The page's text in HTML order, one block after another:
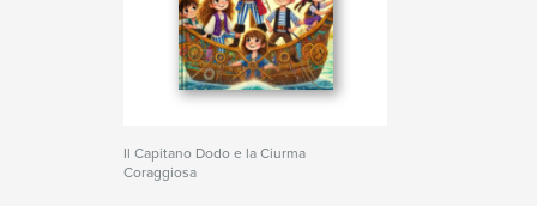
Il Capitano Dodo e la Ciurma
Coraggiosa